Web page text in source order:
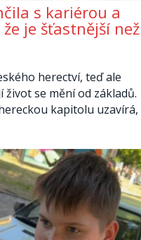
s kariérou a
je šťastnější než
herectví, teď ale
se mění od základů.
kapitolu uzavírá,